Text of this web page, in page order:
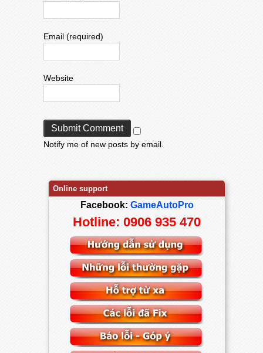
Email (required)
Website
Notify me of new posts by email.
Online support
Facebook: GameAutoPro
Hotline: 0906 935 470